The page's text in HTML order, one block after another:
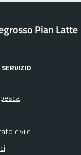
Pian Latte
civile